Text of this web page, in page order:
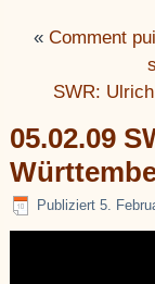
« Comment
SWR:
05.02.09
Publiziert 5.